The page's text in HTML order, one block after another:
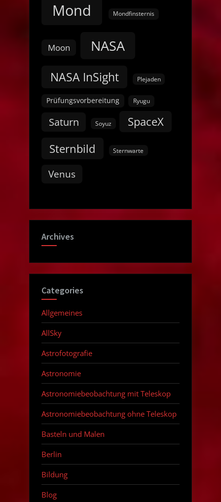
Mond Mondfinsternis
Moon NASA
NASA InSight Plejaden
Prüfungsvorbereitung Ryugu
Saturn Soyuz
SpaceX
Sternbild
Sternwarte
Venus
Archives
Categories
Allgemeines
AllSky
Astrofotografie
Astronomie
Astronomiebeobachtung mit Teleskop
Astronomiebeobachtung ohne Teleskop
Basteln und Malen
Berlin
Bildung
Blog